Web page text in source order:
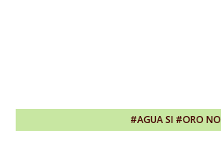
#AGUA SI #ORO NO